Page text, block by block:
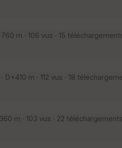
m · 106 vus · 15
D+410 m · 112 vus · 18
m · 103 vus · 22 téléchargements